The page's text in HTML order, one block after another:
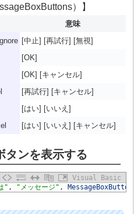
）】
意味
[中止] [再試行] [無視]
[OK]
[OK] [キャンセル]
[再試行] [キャンセル]
[はい] [いいえ]
[はい] [いいえ] [キャンセル]
ンを表示する
Visual Basic
" , "メッセージ" ,